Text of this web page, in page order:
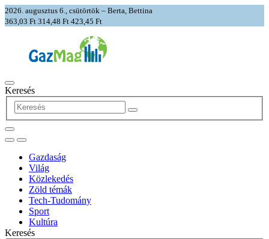
2026. augusztus 6., csütörtök – Berta, Bettina
363,03 Ft 314,48 Ft 423,45 Ft
Keresés
Gazdaság
Világ
Közlekedés
Zöld témák
Tech-Tudomány
Sport
Kultúra
Keresés